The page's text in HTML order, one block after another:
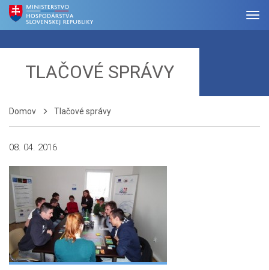
TLAČOVÉ SPRÁVY
Domov Tlačové správy
08. 04. 2016